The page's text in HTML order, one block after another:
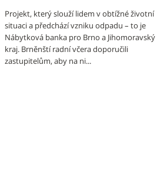
Projekt, který slouží lidem v obtížné životní
situaci a předchází vzniku odpadu – to je
Nábytková banka pro Brno a Jihomoravský
kraj. Brněnští radní včera doporučili
zastupitelům, aby na ni...